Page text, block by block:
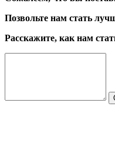
Позвольте нам стать
Расскажите, как нам